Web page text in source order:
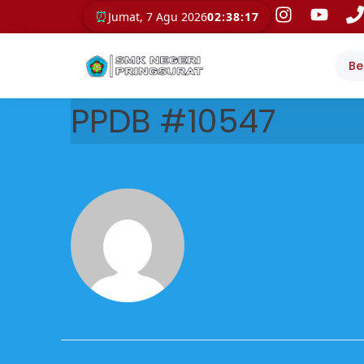
⏰ Jumat, 7 Agu 202602:38:17
PPDB #10547